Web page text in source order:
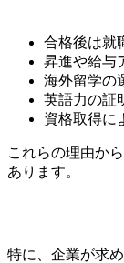
合格後は就
昇進や給与
海外留学の
英語力の証
資格取得に
これらの理由か
あります。
特に、企業が求